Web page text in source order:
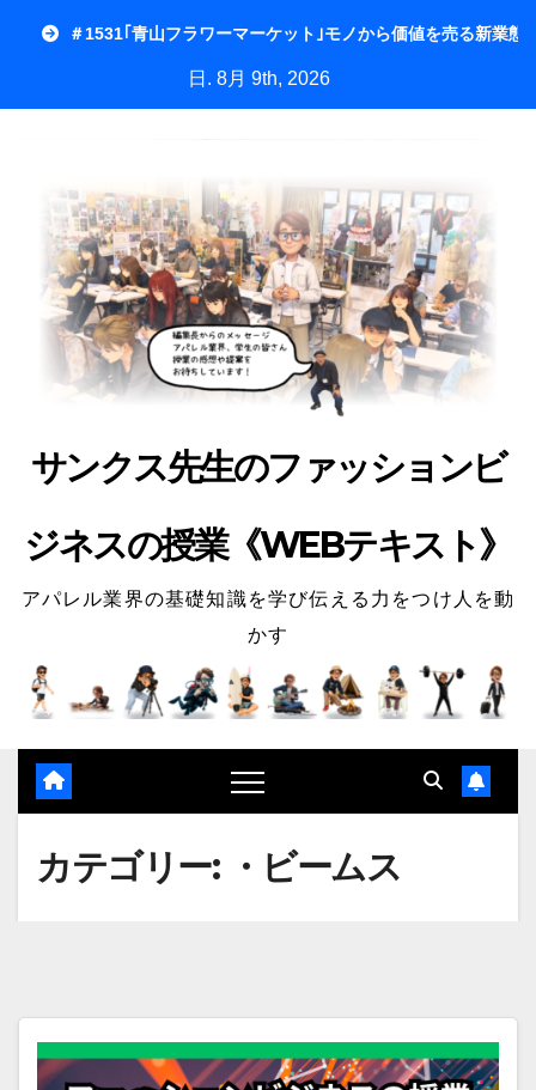
＃1531｢青山フラワーマーケット｣モノから価値を売る新業態
日. 8月 9th, 2026
サンクス先生のファッションビ
ジネスの授業《WEBテキスト》
アパレル業界の基礎知識を学び伝える力をつけ人を動
かす
カテゴリー: ・ビームス